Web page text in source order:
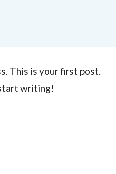
This is your first post.
writing!